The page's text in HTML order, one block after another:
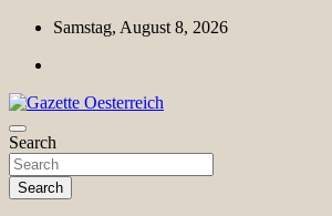
Skip
content
Samstag, August 8, 2026
Gazette Oesterreich
Magazin für Freizeit, Politik, Kultur &
Search
Search